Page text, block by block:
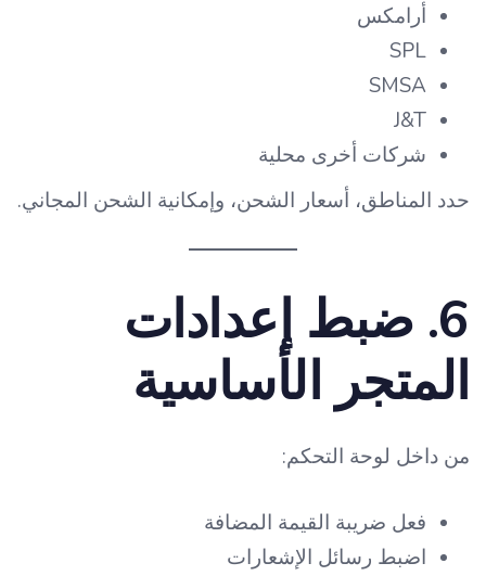
أرامكس
SPL
SMSA
J&T
شركات أخرى محلية
حدد المناطق، أسعار الشحن، وإمكانية الشحن المجاني.
6. ضبط إعدادات
المتجر الأساسية
من داخل لوحة التحكم:
فعل ضريبة القيمة المضافة
اضبط رسائل الإشعارات